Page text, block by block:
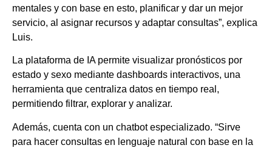
mentales y con base en esto, planificar y dar un mejor
servicio, al asignar recursos y adaptar consultas”, explica
Luis.
La plataforma de IA permite visualizar pronósticos por
estado y sexo mediante dashboards interactivos, una
herramienta que centraliza datos en tiempo real,
permitiendo filtrar, explorar y analizar.
Además, cuenta con un chatbot especializado. “Sirve
para hacer consultas en lenguaje natural con base en la